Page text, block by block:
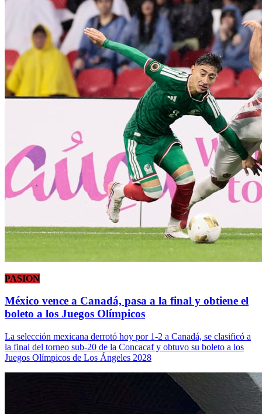
PASION
México vence a Canadá, pasa a la final y obtiene el
boleto a los Juegos Olímpicos
La selección mexicana derrotó hoy por 1-2 a Canadá, se clasificó a
la final del torneo sub-20 de la Concacaf y obtuvo su boleto a los
Juegos Olímpicos de Los Ángeles 2028